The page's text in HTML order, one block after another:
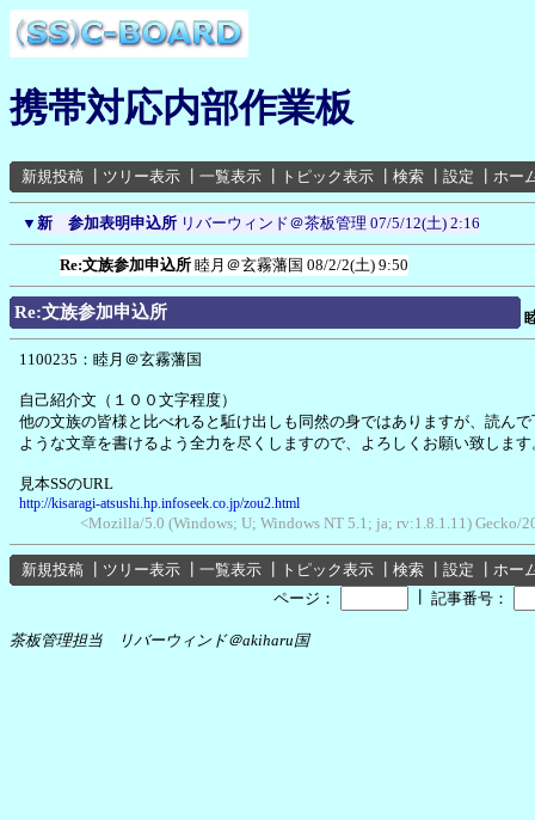
携帯対応内部作業板
新規投稿 ツリー表示 一覧表示 トピック表示 検索 設定 ホー
▼ 新 参加表明申込所 リバーウィンド＠茶板管理 07/5/12(土) 2:16
Re:文族参加申込所 睦月＠玄霧藩国 08/2/2(土) 9:50
Re:文族参加申込所
1100235：睦月＠玄霧藩国
自己紹介文（１００文字程度）
他の文族の皆様と比べれると駈け出しも同然の身ではありますが、読ん
ような文章を書けるよう全力を尽くしますので、よろしくお願い致します
見本SSのURL
http://kisaragi-atsushi.hp.infoseek.co.jp/zou2.html
<Mozilla/5.0 (Windows; U; Windows NT 5.1; ja; rv:1.8.1.11) Gecko/
新規投稿 ツリー表示 一覧表示 トピック表示 検索 設定
ホー
ページ：
記事番号：
茶板管理担当 リバーウィンド＠akiharu国